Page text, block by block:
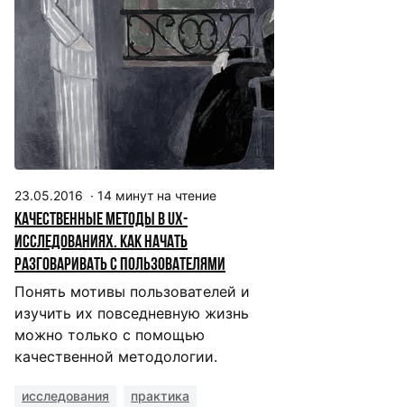
23.05.2016 · 14 минут на чтение
Качественные методы в UX-
исследованиях. Как начать
разговаривать с пользователями
Понять мотивы пользователей и
изучить их повседневную жизнь
можно только с помощью
качественной методологии.
исследования
практика